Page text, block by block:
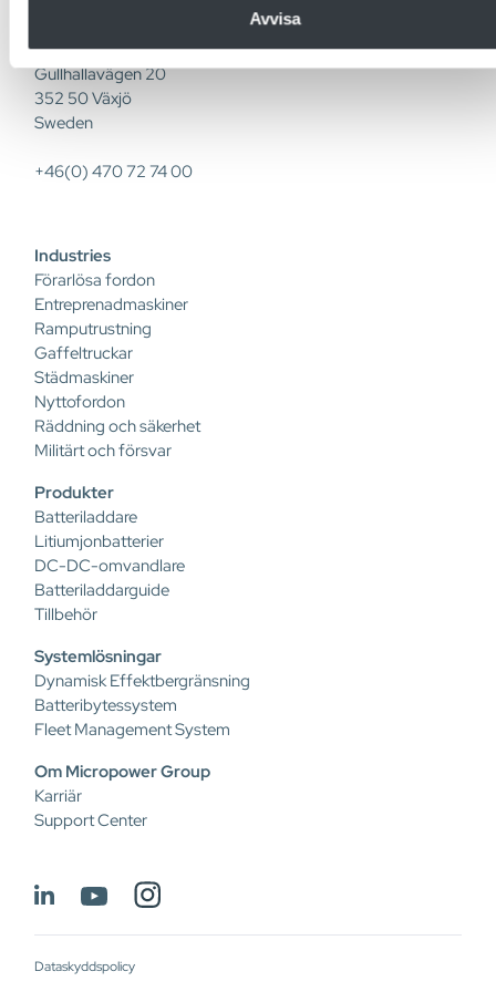
Avvisa
Micropower Group
Gullhallavägen 20
352 50 Växjö
Sweden
+46(0) 470 72 74 00
Industries
Förarlösa fordon
Entreprenadmaskiner
Ramputrustning
Gaffeltruckar
Städmaskiner
Nyttofordon
Räddning och säkerhet
Militärt och försvar
Produkter
Batteriladdare
Litiumjonbatterier
DC-DC-omvandlare
Batteriladdarguide
Tillbehör
Systemlösningar
Dynamisk Effektbergränsning
Batteribytessystem
Fleet Management System
Om Micropower Group
Karriär
Support Center
Dataskyddspolicy